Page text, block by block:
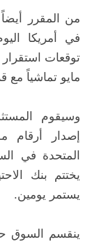
من المقرر
في أمريكا
مايو تماشياً مع
وسيقوم
إصدار أرقام
يختتم بنك
يستمر يومين.
ينقسم السوق